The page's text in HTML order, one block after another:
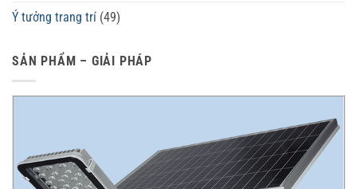
Ý tưởng trang trí (49)
SẢN PHẨM – GIẢI PHÁP